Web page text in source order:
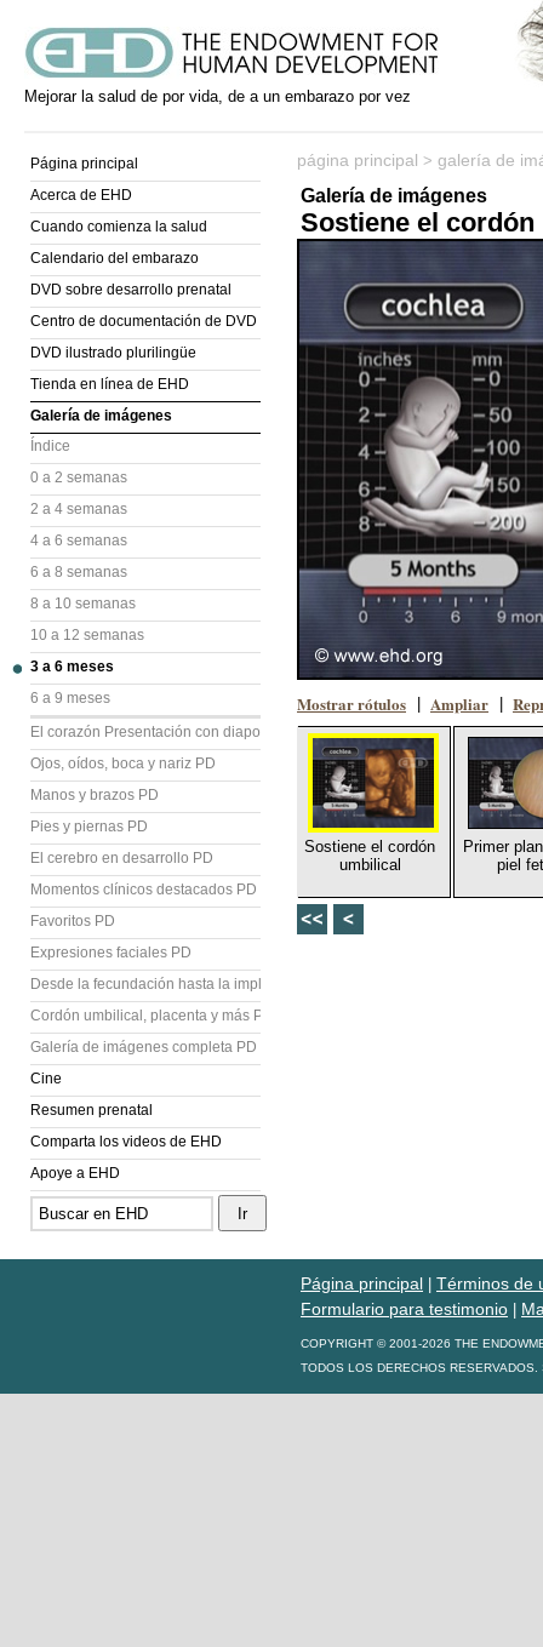
Mejorar la salud de por vida, de a un embarazo por vez
Página principal
Acerca de EHD
Cuando comienza la salud
Calendario del embarazo
DVD sobre desarrollo prenatal
Centro de documentación de DVD
DVD ilustrado plurilingüe
Tienda en línea de EHD
Galería de imágenes
Índice
0 a 2 semanas
2 a 4 semanas
4 a 6 semanas
6 a 8 semanas
8 a 10 semanas
10 a 12 semanas
3 a 6 meses
6 a 9 meses
El corazón Presentación con diapositivas (PD)
Ojos, oídos, boca y nariz PD
Manos y brazos PD
Pies y piernas PD
El cerebro en desarrollo PD
Momentos clínicos destacados PD
Favoritos PD
Expresiones faciales PD
Desde la fecundación hasta la implantación PD
Cordón umbilical, placenta y más PD
Galería de imágenes completa PD
Cine
Resumen prenatal
Comparta los videos de EHD
Apoye a EHD
página principal > galería de
Galería de imágenes
Sostiene el
Mostrar rótulos Ampliar
Sostiene el cordón
umbilical
Primer
piel
Página principal
Términos de
Formulario para testimonio
COPYRIGHT © 2001-2026 THE
TODOS LOS DERECHOS